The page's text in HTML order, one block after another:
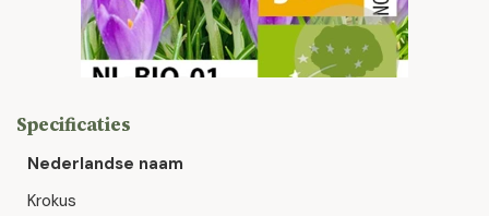
Specificaties
Nederlandse naam
Krokus